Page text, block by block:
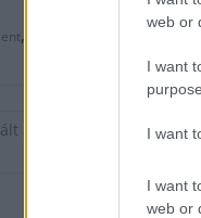
web or
I want
I want
I want
web or
,
autók feltöréséhez a